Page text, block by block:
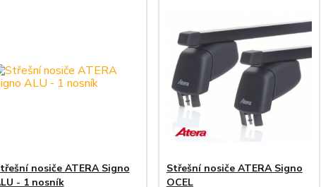
nosiče ATERA Signo
- 1 nosník
Střešní nosiče ATERA Signo
OCEL